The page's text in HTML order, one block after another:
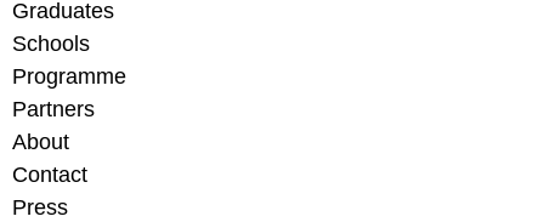
Graduates
Schools
Programme
Partners
About
Contact
Press